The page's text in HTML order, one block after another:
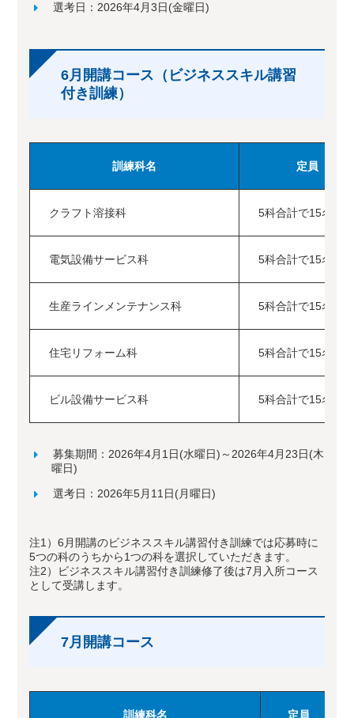
選考日：2026年4月3日(金曜日)
6月開講コース（ビジネススキル講習
付き訓練）
訓練科名 定員
クラフト溶接科 5科合計で15名
電気設備サービス科 5科合計で15名
生産ラインメンテナンス科 5科合計で15名
住宅リフォーム科 5科合計で15名
ビル設備サービス科 5科合計で15名
募集期間：2026年4月1日(水曜日)～2026年4月23日(木
曜日)
選考日：2026年5月11日(月曜日)
注1）6月開講のビジネススキル講習付き訓練では応募時に
5つの科のうちから1つの科を選択していただきます。
注2）ビジネススキル講習付き訓練修了後は7月入所コース
として受講します。
7月開講コース
訓練科名 定員